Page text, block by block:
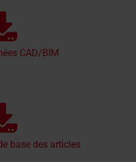
CAD/BIM
base des articles